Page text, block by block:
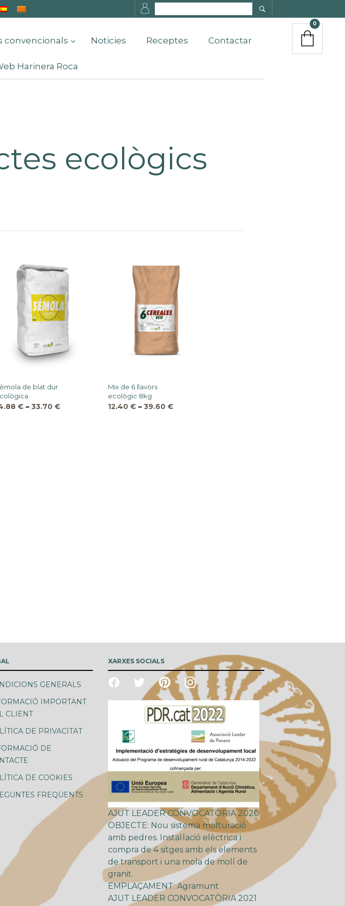
convencionals Noticies Receptes Contactar
Harinera Roca
0
ecològics
de blat dur
€ –33.70€
Mix de 6 llavors
ecològic 8kg
12.40€ –39.60€
GENERALS
IMPORTANT
CLIENT
DE PRIVACITAT
DE
DE COOKIES
FREQÜENTS
XARXES SOCIALS
AJUT LEADER CONVOCATÒRIA 2020
OBJECTE: Nou sistema molturació
amb pedres. Instal·lació elèctrica i
compra de 4 sitges amb els elements
de transport i una mola de molí de
granit.
EMPLAÇAMENT: Agramunt
AJUT LEADER CONVOCATÒRIA 2021